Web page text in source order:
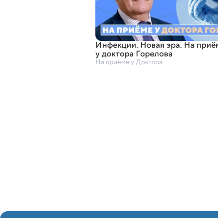
Инфекции. Новая эра. На
у доктора Горелова
На приёме у Доктора